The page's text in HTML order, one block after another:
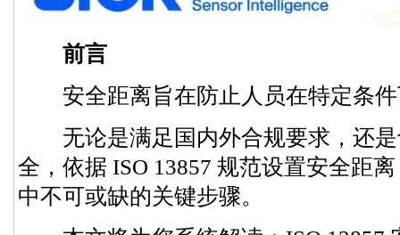
前言
安全距离旨在防止人员在特定条件
无论是满足国内外合规要求，还是
全，依据 ISO 13857 规范设置安全距
中不可或缺的关键步骤。